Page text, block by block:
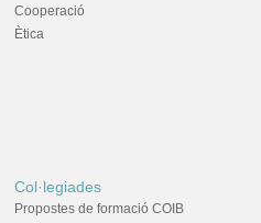
Cooperació
Ètica
Col·legiades
Propostes de formació COIB